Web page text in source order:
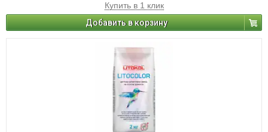
Купить в 1 клик
Добавить в корзину